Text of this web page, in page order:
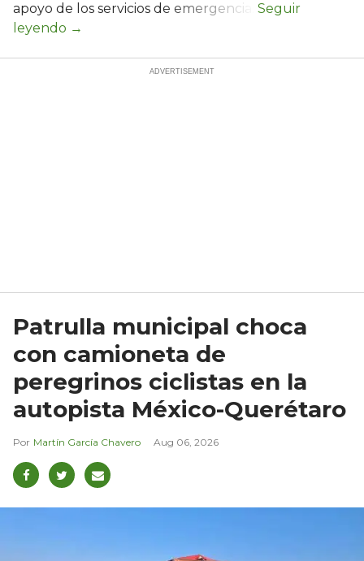
apoyo de los servicios de emergencia.
Patrulla municipal choca
con camioneta de
peregrinos ciclistas en la
autopista México-Querétaro
Martín García Chavero Aug 06, 2026